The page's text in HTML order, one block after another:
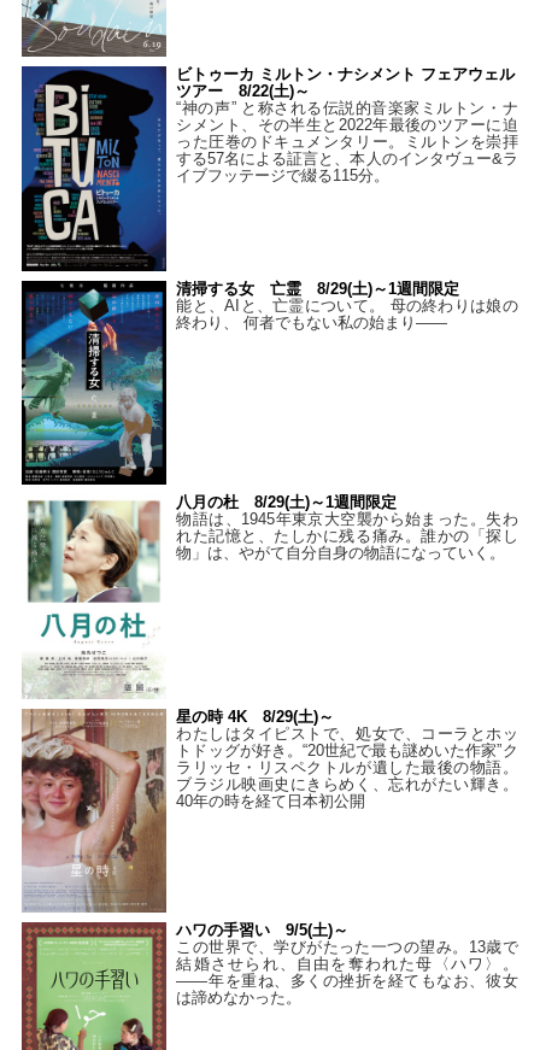
ビトゥーカ ミルトン・ナシメント フェアウェル
ツアー 8/22(土)～
“神の声” と称される伝説的音楽家ミルトン・ナ
シメント、その半生と2022年最後のツアーに迫
った圧巻のドキュメンタリー。ミルトンを崇拝
する57名による証言と、本人のインタヴュー&ラ
イブフッテージで綴る115分。
清掃する女 亡霊 8/29(土)～1週間限定
能と、AIと、亡霊について。 母の終わりは娘の
終わり、 何者でもない私の始まり――
八月の杜 8/29(土)～1週間限定
物語は、1945年東京大空襲から始まった。失わ
れた記憶と、たしかに残る痛み。誰かの「探し
物」は、やがて自分自身の物語になっていく。
星の時 4K 8/29(土)～
わたしはタイピストで、処⼥で、コーラとホッ
トドッグが好き。“20世紀で最も謎めいた作家”ク
ラリッセ・リスペクトルが遺した最後の物語。
ブラジル映画史にきらめく、忘れがたい輝き。
40年の時を経て⽇本初公開
ハワの手習い 9/5(土)～
この世界で、学びがたった一つの望み。13歳で
結婚させられ、自由を奪われた母〈ハワ〉。
——年を重ね、多くの挫折を経てもなお、彼女
は諦めなかった。